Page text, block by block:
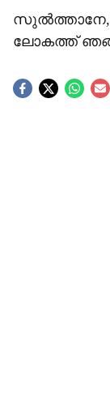
സുൽത്താനേ,
ലോകത്ത്